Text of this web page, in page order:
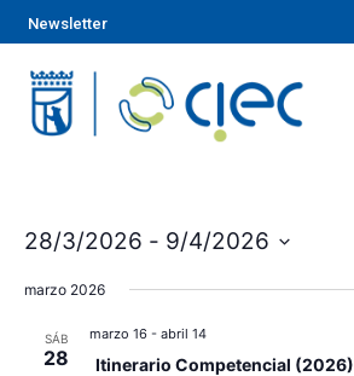
Newsletter
28/3/2026 - 9/4/2026
e
marzo 2026
SÁB
28
marzo 16- abril 14
Itinerario Competencial (2026)